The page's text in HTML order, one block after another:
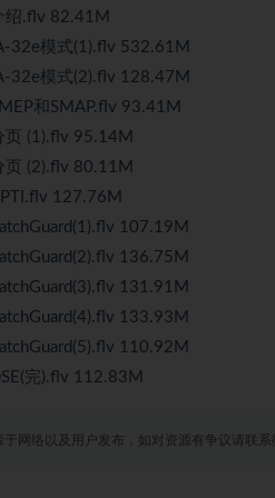
绍.flv 82.41M
32e模式(1).flv 532.61M
32e模式(2).flv 128.47M
和SMAP.flv 93.41M
页 (1).flv 95.14M
页 (2).flv 80.11M
127.76M
107.19M
136.75M
131.91M
133.93M
110.92M
完).flv 112.83M
网络以及用户发布，如对资源有争议请联系